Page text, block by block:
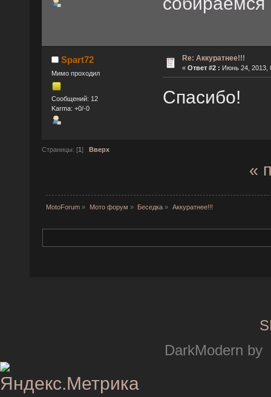
Spart72
Мимо проходил
Сообщений: 12
Karma: +0/-0
Re: Аккуратнее!!!
« Ответ #2 : Июнь 24, 2013,
Спасибо!
Страницы: [1] Вверх
«
MotoForum » Мото форум » Беседка » Аккуратнее!!!
DarkModern by